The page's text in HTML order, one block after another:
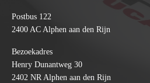
Postbus 122
2400 AC Alphen aan den Rijn
Bezoekadres
Henry Dunantweg 30
2402 NR Alphen aan den Rijn